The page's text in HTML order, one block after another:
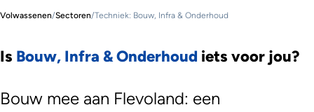
Volwassenen/Sectoren/Techniek: Bouw, Infra & Onderhoud
Is Bouw, Infra & Onderhoud iets voor jou?
Bouw mee aan Flevoland: een